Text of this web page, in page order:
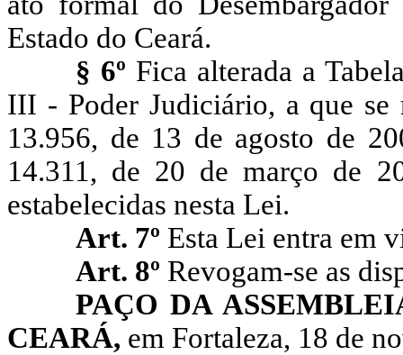
Estado do Ceará.
§ 6º Fica alterada a
III - Poder Judiciário, a que
13.956, de 13 de agosto de
14.311, de 20 de março de
estabelecidas nesta Lei.
Art. 7º Esta Lei entra em
Art. 8º Revogam-se as
PAÇO DA
CEARÁ, em Fortaleza, 18 de